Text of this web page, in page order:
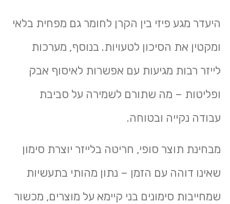
היעדר מגע פיזי בין הקרן לחומר גם מפחית בלאי
ומקטין את הסיכון לטעויות. בנוסף, מערכות
לייזר רבות מגיעות עם אפשרות לאיסוף אבק
ופליטות – מה שתורם לשמירה על סביבת
עבודה נקייה ובטוחה.
מבחינת תוצר סופי, חריטה בלייזר יוצרת סימון
שאינו דוהה עם הזמן – נתון מהותי בתעשיות
שמחייבות סימונים בני קיימא על מוצרים, מכשור